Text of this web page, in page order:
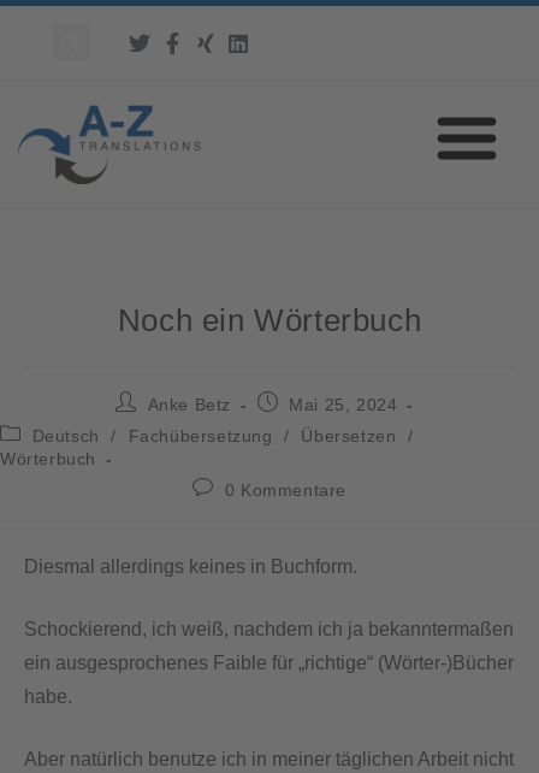
Noch ein Wörterbuch
Anke Betz
Mai 25, 2024
Deutsch
/ Fachübersetzung / Übersetzen
/
Wörterbuch
0 Kommentare
Diesmal allerdings keines in Buchform.
Schockierend, ich weiß, nachdem ich ja bekanntermaßen
ein ausgesprochenes Faible für „richtige“ (Wörter-)Bücher
habe.
Aber natürlich benutze ich in meiner täglichen Arbeit nicht